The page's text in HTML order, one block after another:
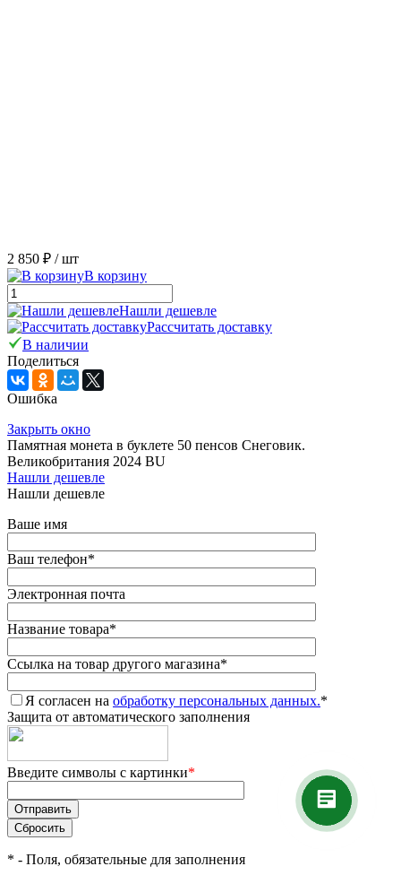
2 850 ₽ / шт
В корзину
Нашли дешевле
Рассчитать доставку
В наличии
Поделиться
Ошибка
Закрыть окно
Памятная монета в буклете 50 пенсов Снеговик.
Великобритания 2024 BU
Нашли дешевле
Нашли дешевле
Ваше имя
Ваш телефон*
Электронная почта
Название товара*
Ссылка на товар другого магазина*
Я согласен на обработку персональных данных.*
Защита от автоматического заполнения
Введите символы с картинки*
* - Поля, обязательные для заполнения